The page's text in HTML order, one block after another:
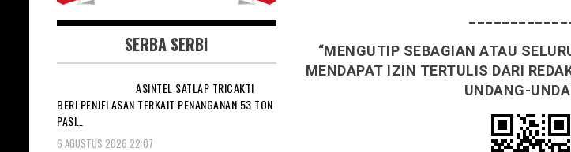
“MENGUTIP SEBAGIAN ATAU
MENDAPAT IZIN TERTULIS DARI
UNDANG-
SERBA SERBI
ASINTEL SATLAP TRICAKTI
BERI PENJELASAN TERKAIT PENANGANAN 53 TON
PASI…
6 AGUSTUS 2026 22:07